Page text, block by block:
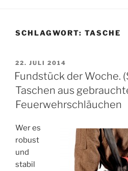
SCHLAGWORT: TASCHE
VERÖFFENTLICHT
AM
22. JULI 2014
Fundstück der Woche.
Taschen aus
Feuerwehrschläuchen
Wer es
robust
und
stabil